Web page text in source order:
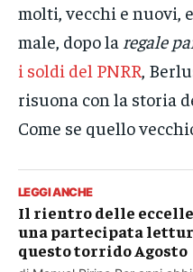
molti, vecchi e nuovi,
male, dopo la regale
i soldi del PNRR,
risuona con la storia
Come se quello
LEGGI ANCHE
Il rientro delle
una partecipata
questo torrido Agosto